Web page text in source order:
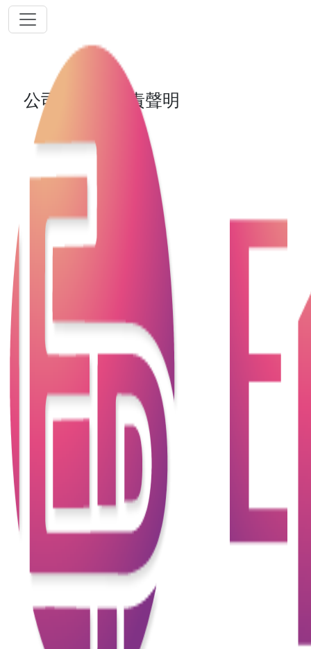
公司聲明及免責聲明
閣下使用本網站即表示同意當中所列出之責任及政策
聲明。如閣下於該等條款作出修訂後，仍繼續使用本
網站，即視為閣下已接受有關修訂。
本公司 “盈豐財務有限公司”以下簡稱“本公司”。 有鑒
於 “本公司” 近日接獲懷疑有人偽冒本公司職員向客戶
作出速銷推廣，及財務中介公司濫收費用事宜，“本公
司” 特此作出以下聲明：
“本公司” 及 “本公司” 職員會嚴格遵守香港法例 (包括
但不限於放債人條例及私隱條例)；及
“本公司” 及 “本公司” 職員均不會向申請人/客戶收取任
何貸款合約內容以外的費用。
“本公司” 特此呼籲，如客戶對來電者身份有懷疑，客
戶可索取對方的姓名及聯絡電話號碼，並致電 “本公
司” 電話熱線 3565 5022 核實來電者身份或立即通知
警方。
如發現任何人以 “本公司” 名義作出任何欺詐行為，“本
公司”必定採取法律行動並保留一切追究法律責任之權
“本公司”於編製本網站所載資訊及資料時已力求審
慎，“本公司”並不出任何保證就準確性、完整性及因
使用或依賴本網站之全部或部份資訊而引起的任何損
失概不負責。
知識產權
網站內所有內容均由“本公司”擁有，並受適用的版權
法及相關知識產權法所保護。